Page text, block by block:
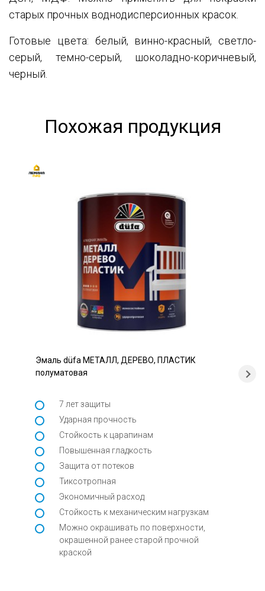
старых прочных воднодисперсионных красок.
Готовые цвета: белый, винно-красный, светло-
серый, темно-серый, шоколадно-коричневый,
черный.
Похожая продукция
Эмаль düfa МЕТАЛЛ, ДЕРЕВО, ПЛАСТИК
полуматовая
7 лет защиты
Ударная прочность
Стойкость к царапинам
Повышенная гладкость
Защита от потеков
Тиксотропная
Экономичный расход
Стойкость к механическим нагрузкам
Можно окрашивать по поверхности,
окрашенной ранее старой прочной
краской